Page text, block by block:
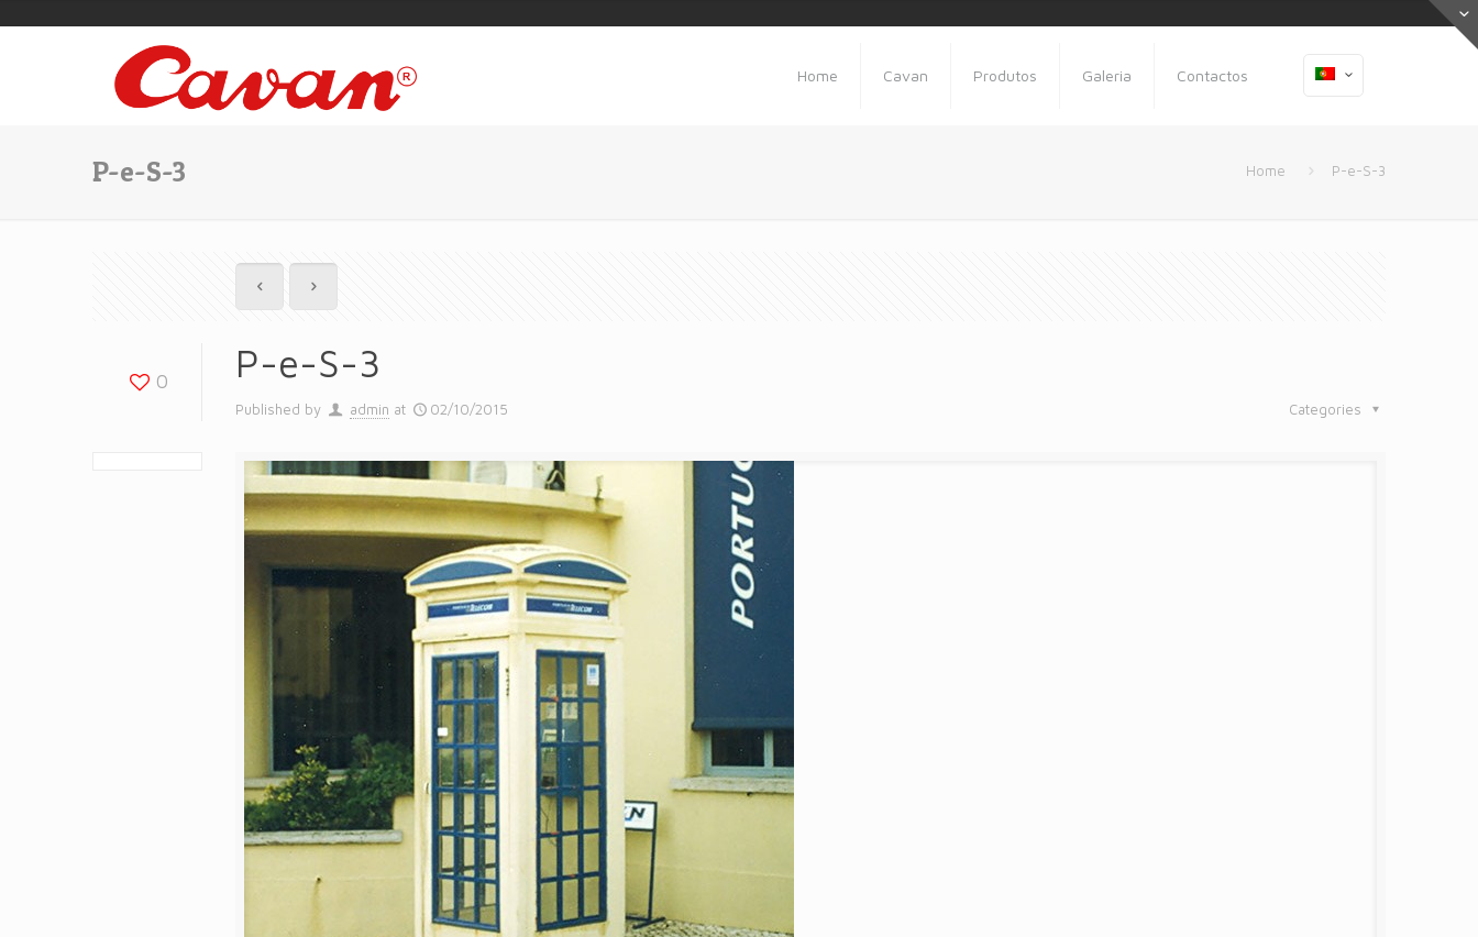
Home Cavan Produtos Galeria Contactos
P-e-S-3 Home P-e-S-3
0 P-e-S-3
Published by admin at 02/10/2015 Categories